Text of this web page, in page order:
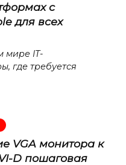
с
для всех
мире IT-
где требуется
VGA монитора к
D пошаговая